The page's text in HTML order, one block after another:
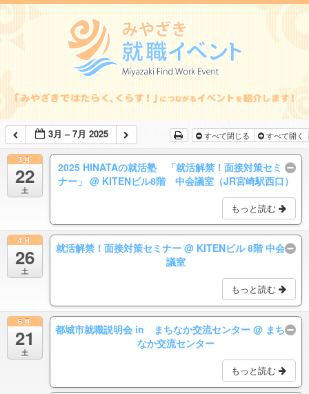
3月 – 7月 2025 すべて閉じる すべて開く
3月
22
土
2025 HINATAの就活塾 「就活解禁！面接対策セミ
ナー」 @ KITENビル8階 中会議室（JR宮崎駅西口）
もっと読む
4月
26
土
就活解禁！面接対策セミナー @ KITENビル 8階 中会
議室
もっと読む
6月
21
土
都城市就職説明会 in まちなか交流センター@ まち
なか交流センター
もっと読む